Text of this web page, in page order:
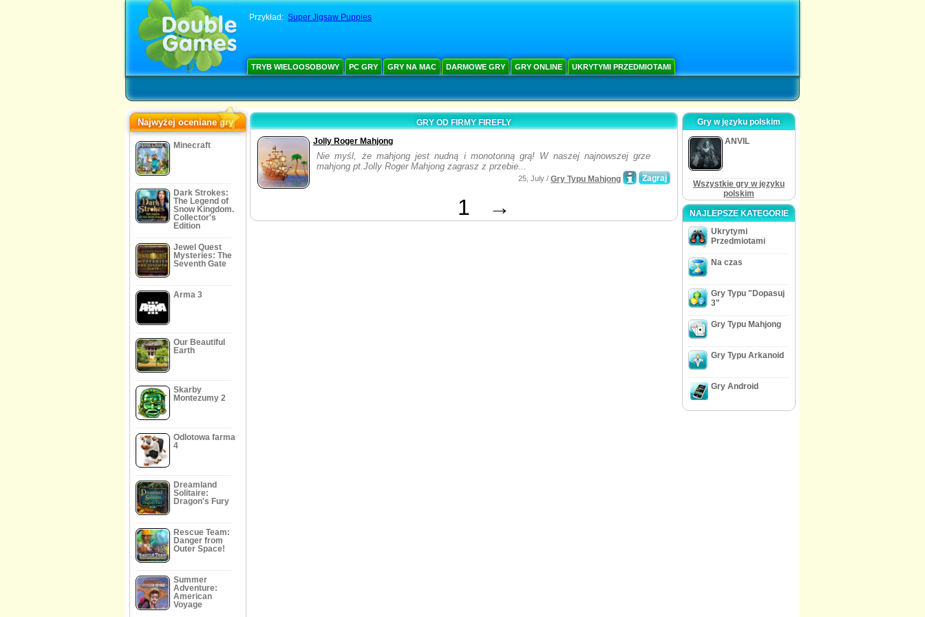
Przykład: Super Jigsaw Puppies
TRYB WIELOOSOBOWY PC GRY GRY NA MAC DARMOWE GRY GRY ONLINE UKRYTYMI PRZEDMIOTAMI
Najwyżej oceniane gry
Minecraft
Dark Strokes:
The Legend of
Snow Kingdom.
Collector's
Edition
Jewel Quest
Mysteries: The
Seventh Gate
Arma 3
Our Beautiful
Earth
Skarby
Montezumy 2
Odlotowa farma
4
Dreamland
Solitaire:
Dragon's Fury
Rescue Team:
Danger from
Outer Space!
Summer
Adventure:
American
Voyage
GRY OD FIRMY FIREFLY
Jolly Roger Mahjong
Nie myśl, że mahjong jest nudną i monotonną grą! W naszej najnowszej grze
mahjong pt.Jolly Roger Mahjong zagrasz z przebie...
Zagraj
25, July / Gry Typu Mahjong
1 →
Gry w języku polskim
ANVIL
Wszystkie gry w języku
polskim
NAJLEPSZE KATEGORIE
Ukrytymi
Przedmiotami
Na czas
Gry Typu "Dopasuj
3"
Gry Typu Mahjong
Gry Typu Arkanoid
Gry Android